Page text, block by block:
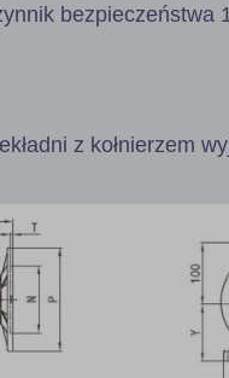
bezpieczeństwa
z kołnierzem